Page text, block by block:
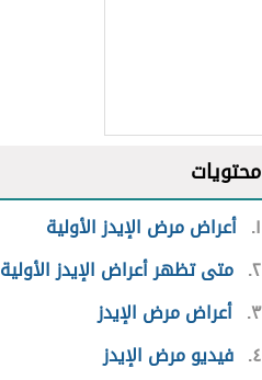
محتويات
١ أعراض مرض الإيدز الأولية
٢ متى تظهر أعراض الإيدز الأولية
٣ أعراض مرض الإيدز
٤ فيديو مرض الإيدز